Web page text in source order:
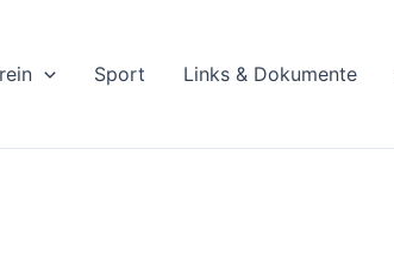
Sport Links & Dokumente